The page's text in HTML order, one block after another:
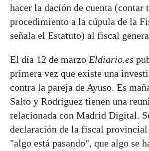
hacer la dación de cuenta (contar
procedimiento a la cúpula de la
señala el Estatuto) al fiscal
El día 12 de marzo Eldiario.es
primera vez que existe una
contra la pareja de Ayuso. Es
Salto y Rodríguez tienen una
relacionada con Madrid Digital.
declaración de la fiscal provincial
"algo está pasando", que algo se